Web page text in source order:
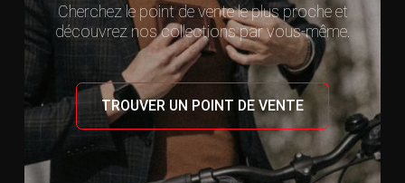
Cherchez le point de vente le plus proche et
découvrez nos collections par vous-même.
TROUVER UN POINT DE VENTE